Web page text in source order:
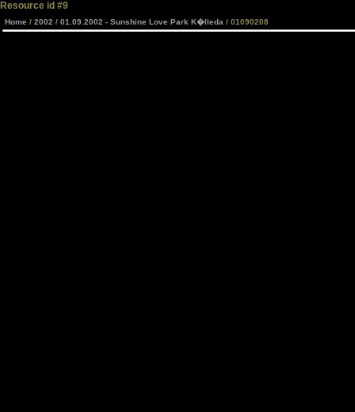
Resource id #9
Home / 2002 / 01.09.2002 - Sunshine Love Park K�lleda / 01090208